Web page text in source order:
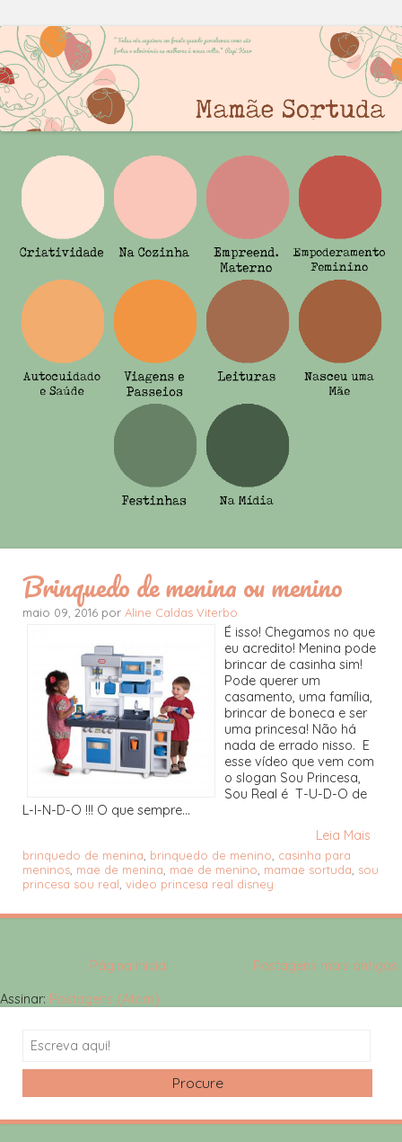
Brinquedo de menina ou menino
maio 09, 2016 por Aline Caldas Viterbo
É isso! Chegamos no que
eu acredito! Menina pode
brincar de casinha sim!
Pode querer um
casamento, uma família,
brincar de boneca e ser
uma princesa! Não há
nada de errado nisso. E
esse vídeo que vem com
o slogan Sou Princesa,
Sou Real é T-U-D-O de
L-I-N-D-O !!! O que sempre...
Leia Mais
brinquedo de menina brinquedo de menino casinha para
meninos mae de menina mae de menino mamae sortuda sou
princesa sou real video princesa real disney
Postagens mais antigas
Página inicial
Assinar: Postagens (Atom)
Search